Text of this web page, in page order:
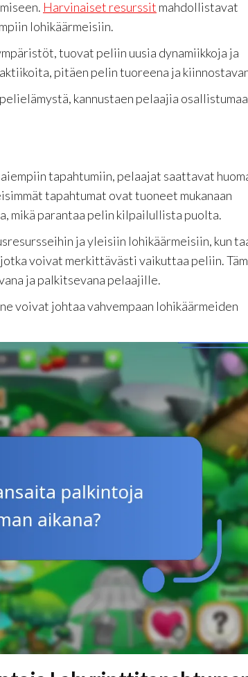
Harvinaiset resurssit mahdollistavat
lohikäärmeisiin.
tuovat peliin uusia dynamiikkoja ja
pitäen pelin tuoreena ja
kannustaen pelaajia
tapahtumiin, pelaajat saattavat
tapahtumat ovat tuoneet mukanaan
mikä parantaa pelin kilpailullista puolta.
ja yleisiin lohikäärmeisiin, kun
voivat merkittävästi vaikuttaa peliin.
ja palkitsevana pelaajille.
voivat johtaa vahvempaan lohikäärmeiden